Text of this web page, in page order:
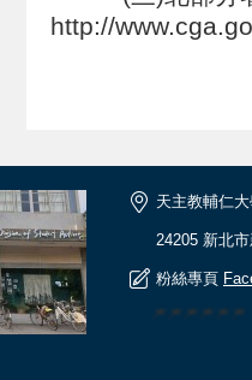
http://
天主教輔仁
24205 新北
粉絲專頁